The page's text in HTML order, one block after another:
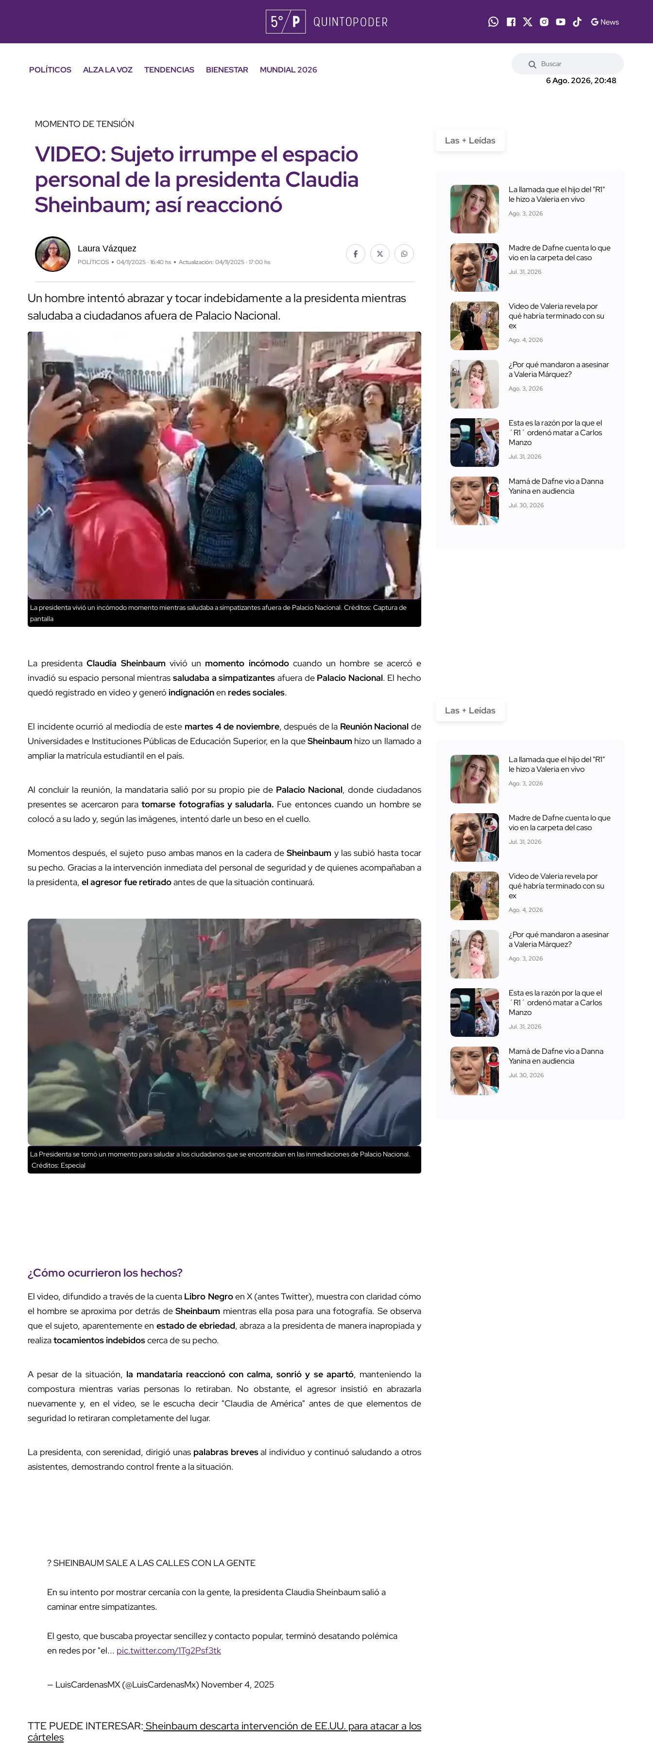
POLÍTICOS ALZA LA VOZ TENDENCIAS BIENESTAR
MUNDIAL 2026
6 Ago. 2026, 20:48
MOMENTO DE TENSIÓN
VIDEO: Sujeto irrumpe el espacio
personal de la presidenta Claudia
Sheinbaum; así reaccionó
Laura Vázquez
POLÍTICOS 04/11/2025 · 16:40 hs Actualización: 04/11/2025 · 17:00 hs
Un hombre intentó abrazar y tocar indebidamente a la presidenta mientras
saludaba a ciudadanos afuera de Palacio Nacional.
La presidenta vivió un incómodo momento mientras saludaba a simpatizantes afuera de Palacio Nacional. Créditos: Captura de
pantalla
La presidentaClaudia Sheinbaum vivió un momento incómodocuando un hombre se acercó e
invadió su espacio personal mientrassaludaba a simpatizantes afuera de Palacio Nacional. El hecho
quedó registrado en video y generó indignaciónen redes sociales.
El incidente ocurrió al mediodía de este martes 4 de noviembre, después de la Reunión Nacional de
Universidades e Instituciones Públicas de Educación Superior, en la queSheinbaum hizo un llamado a
ampliar la matrícula estudiantil en el país.
Al concluir la reunión, la mandataria salió por su propio pie de Palacio Nacional, donde ciudadanos
presentes se acercaron paratomarse fotografías y saludarla. Fue entonces cuando un hombre se
colocó a su lado y, según las imágenes, intentó darle un beso en el cuello.
Momentos después, el sujeto puso ambas manos en la cadera deSheinbaum y las subió hasta tocar
su pecho. Gracias a la intervención inmediata del personal de seguridad y de quienes acompañaban a
la presidenta, el agresor fue retiradoantes de que la situación continuará.
La Presidenta se tomó un momento para saludar a los ciudadanos que se encontraban en las inmediaciones de Palacio Nacional.
Créditos: Especial
¿Cómo ocurrieron los hechos?
El video, difundido a través de la cuenta Libro Negroen X (antes Twitter), muestra con claridad cómo
el hombre se aproxima por detrás deSheinbaum mientras ella posa para una fotografía. Se observa
que el sujeto, aparentemente en estado de ebriedad, abraza a la presidenta de manera inapropiada y
realizatocamientos indebidoscerca de su pecho.
A pesar de la situación, la mandataria reaccionó con calma, sonrió y se apartó, manteniendo la
compostura mientras varias personas lo retiraban. No obstante, el agresor insistió en abrazarla
nuevamente y, en el video, se le escucha decir "Claudia de América" antes de que elementos de
seguridad lo retiraran completamente del lugar.
La presidenta, con serenidad, dirigió unas palabras brevesal individuo y continuó saludando a otros
asistentes, demostrando control frente a la situación.
? SHEINBAUM SALE A LAS CALLES CON LA GENTE
En su intento por mostrar cercanía con la gente, la presidenta Claudia Sheinbaum salió a
caminar entre simpatizantes.
El gesto, que buscaba proyectar sencillez y contacto popular, terminó desatando polémica
en redes por "el... pic.twitter.com/1Tg2Psf3tk
— LuisCardenasMX (@LuisCardenasMx) November 4, 2025
TTE PUEDE INTERESAR: Sheinbaum descarta intervención de EE.UU. para atacar a los
cárteles
Las + Leídas
La llamada que el hijo del "R1"
le hizo a Valeria en vivo
Ago. 3, 2026
Madre de Dafne cuenta lo que
vio en la carpeta del caso
Jul. 31, 2026
Video de Valeria revela por
qué habría terminado con su
ex
Ago. 4, 2026
¿Por qué mandaron a asesinar
a Valeria Márquez?
Ago. 3, 2026
Esta es la razón por la que el
´R1´ ordenó matar a Carlos
Manzo
Jul. 31, 2026
Mamá de Dafne vio a Danna
Yanina en audiencia
Jul. 30, 2026
Las + Leídas
La llamada que el hijo del "R1"
le hizo a Valeria en vivo
Ago. 3, 2026
Madre de Dafne cuenta lo que
vio en la carpeta del caso
Jul. 31, 2026
Video de Valeria revela por
qué habría terminado con su
ex
Ago. 4, 2026
¿Por qué mandaron a asesinar
a Valeria Márquez?
Ago. 3, 2026
Esta es la razón por la que el
´R1´ ordenó matar a Carlos
Manzo
Jul. 31, 2026
Mamá de Dafne vio a Danna
Yanina en audiencia
Jul. 30, 2026